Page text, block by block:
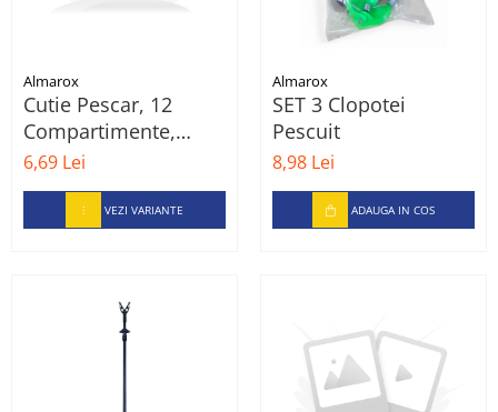
Almarox
Cutie Pescar, 12
Compartimente,
Rosu
6,69 Lei
VEZI VARIANTE
Almarox
SET 3 Clopotei
Pescuit
8,98 Lei
ADAUGA IN COS